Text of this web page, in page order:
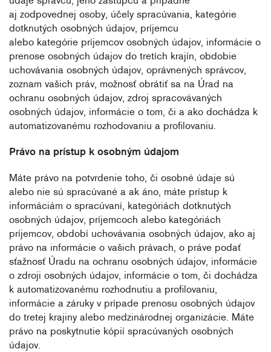
aj zodpovednej osoby, účely spracúvania, kategórie
dotknutých osobných údajov, príjemcu
alebo kategórie príjemcov osobných údajov, informácie o
prenose osobných údajov do tretích krajín, obdobie
uchovávania osobných údajov, oprávnených správcov,
zoznam vašich práv, možnosť obrátiť sa na Úrad na
ochranu osobných údajov, zdroj spracovávaných
osobných údajov, informácie o tom, či a ako dochádza k
automatizovanému rozhodovaniu a profilovaniu.
Právo na prístup k osobným údajom
Máte právo na potvrdenie toho, či osobné údaje sú
alebo nie sú spracúvané a ak áno, máte prístup k
informáciám o spracúvaní, kategóriách dotknutých
osobných údajov, príjemcoch alebo kategóriách
príjemcov, období uchovávania osobných údajov, ako aj
právo na informácie o vašich právach, o práve podať
sťažnosť Úradu na ochranu osobných údajov, informácie
o zdroji osobných údajov, informácie o tom, či dochádza
k automatizovanému rozhodnutiu a profilovaniu,
informácie a záruky v prípade prenosu osobných údajov
do tretej krajiny alebo medzinárodnej organizácie. Máte
právo na poskytnutie kópií spracúvaných osobných
údajov.